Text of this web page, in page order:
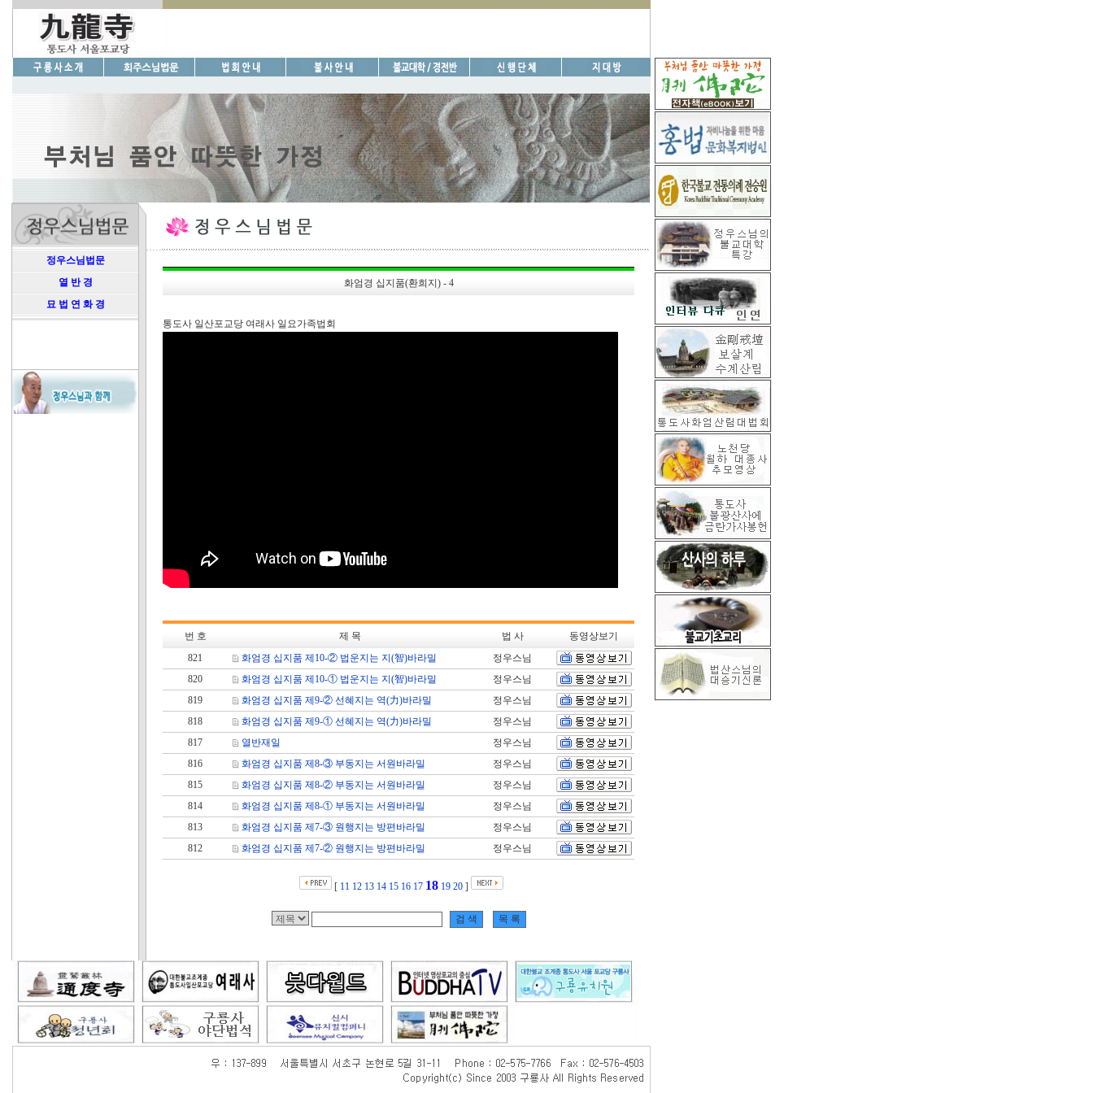
정우스님법문
열 반 경
묘 법 연 화 경
화엄경 십지품(환희지) - 4
통도사 일산포교당 여래사 일요가족법회
번 호 제 목 법 사
동영상보기
821
화엄경 십지품 제10-② 법운지는 지(智)바라밀
정우스님
820
화엄경 십지품 제10-① 법운지는 지(智)바라밀
정우스님
819
화엄경 십지품 제9-② 선혜지는 역(力)바라밀
정우스님
818
화엄경 십지품 제9-① 선혜지는 역(力)바라밀
정우스님
817
열반재일
정우스님
816
화엄경 십지품 제8-③ 부동지는 서원바라밀
정우스님
815
화엄경 십지품 제8-② 부동지는 서원바라밀
정우스님
814
화엄경 십지품 제8-① 부동지는 서원바라밀
정우스님
813
화엄경 십지품 제7-③ 원행지는 방편바라밀
정우스님
812
화엄경 십지품 제7-② 원행지는 방편바라밀 정우스님
[ 11 12 13 14 15 16 17 18 19 20]